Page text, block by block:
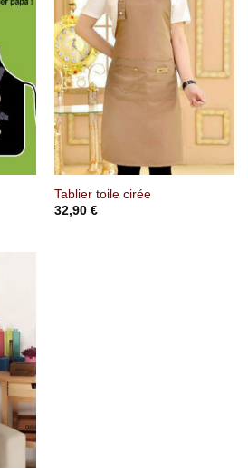
Tablier toile cirée
32,90 €